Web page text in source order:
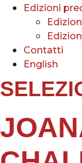
Edizioni
Contatti
English